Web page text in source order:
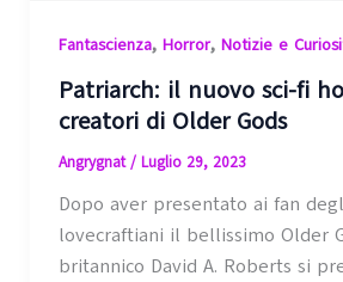
Fantascienza, Horror, Notizie e
Patriarch: il nuovo sci-fi
creatori di Older Gods
Angrygnat/ Luglio 29, 2023
Dopo aver presentato ai fan
lovecraftiani il bellissimo Older
britannico David A. Roberts si